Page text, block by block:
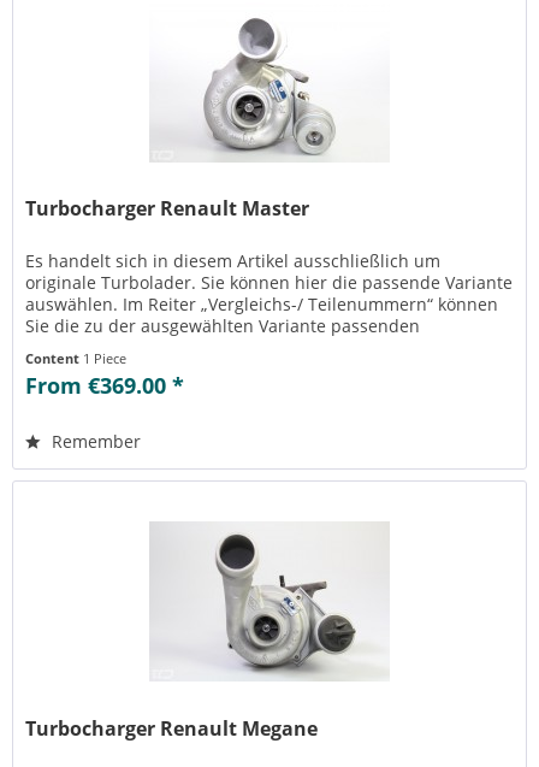
Turbocharger Renault Master
Es handelt sich in diesem Artikel ausschließlich um
originale Turbolader. Sie können hier die passende Variante
auswählen. Im Reiter „Vergleichs-/ Teilenummern“ können
Sie die zu der ausgewählten Variante passenden
Content 1 Piece
From €369.00 *
Remember
Turbocharger Renault Megane